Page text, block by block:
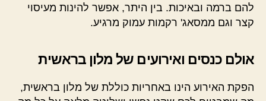
להם ברמה ובאיכות. בין היתר, אפשר להינות מעיסוי
קצר וגם ממסאג' רקמות עמוק מרגיע.
אולם כנסים ואירועים של מלון בראשית
הפקת האירוע הינו באחריות כוללת של מלון בראשית,